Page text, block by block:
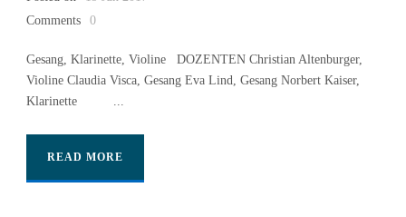
Comments
0
Gesang, Klarinette, Violine DOZENTEN Christian Altenburger,
Violine Claudia Visca, Gesang Eva Lind, Gesang Norbert Kaiser,
Klarinette ...
READ MORE